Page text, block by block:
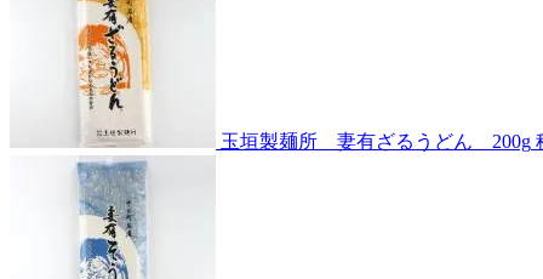
玉垣製麺所 妻有ざるうどん 200g